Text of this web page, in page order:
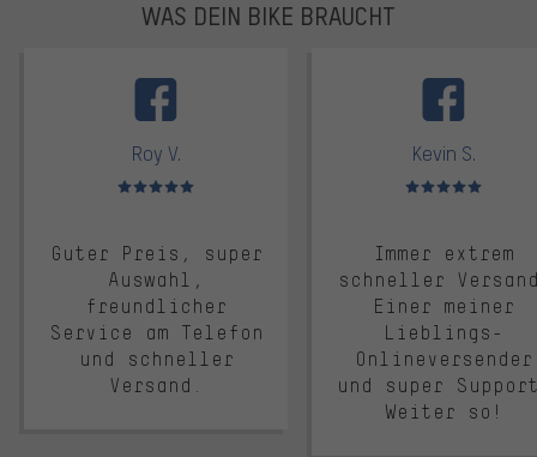
WAS DEIN BIKE BRAUCHT
Roy V.
Bewertungen: 5 von 5
Guter Preis, super
Auswahl,
freundlicher
Service am Telefon
und schneller
Versand.
Kevin S.
Bewertungen: 5 von 5
Immer extrem
schneller
Einer meiner
Lieblings-
Onlineversender
und super
Weiter so!